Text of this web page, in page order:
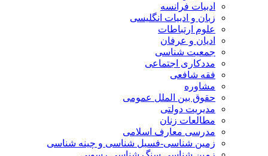
ادبیات فرانسه
زبان و ادبیات انگلیسی
علوم ارتباطات
ادیان و عرفان
جمعیت شناسی
مددکاری اجتماعی
فقه شافعی
مشاوره
حقوق بین الملل عمومی
مدیریت دولتی
مطالعات زنان
مدرسی معارف اسلامی
زمین شناسی-فسیل شناسی و چینه شناسی